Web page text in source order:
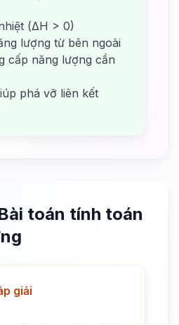
(ΔH > 0)
lượng từ bên ngoài
cấp năng lượng cần
phá vỡ liên kết
toán tính toán
giải